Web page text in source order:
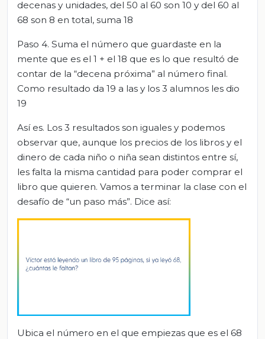
decenas y unidades, del 50 al 60 son 10 y del 60 al
68 son 8 en total, suma 18
Paso 4. Suma el número que guardaste en la
mente que es el 1 + el 18 que es lo que resultó de
contar de la “decena próxima” al número final.
Como resultado da 19 a las y los 3 alumnos les dio
19
Así es. Los 3 resultados son iguales y podemos
observar que, aunque los precios de los libros y el
dinero de cada niño o niña sean distintos entre sí,
les falta la misma cantidad para poder comprar el
libro que quieren. Vamos a terminar la clase con el
desafío de “un paso más”. Dice así:
Ubica el número en el que empiezas que es el 68